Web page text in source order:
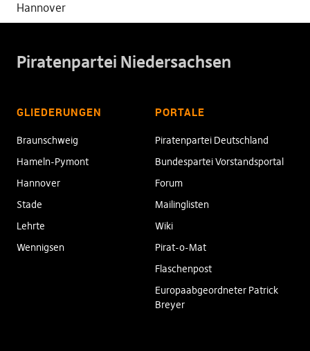
Hannover
Piratenpartei Niedersachsen
GLIEDERUNGEN
Braunschweig
Hameln-Pymont
Hannover
Stade
Lehrte
Wennigsen
PORTALE
Piratenpartei Deutschland
Bundespartei Vorstandsportal
Forum
Mailinglisten
Wiki
Pirat-o-Mat
Flaschenpost
Europaabgeordneter Patrick
Breyer